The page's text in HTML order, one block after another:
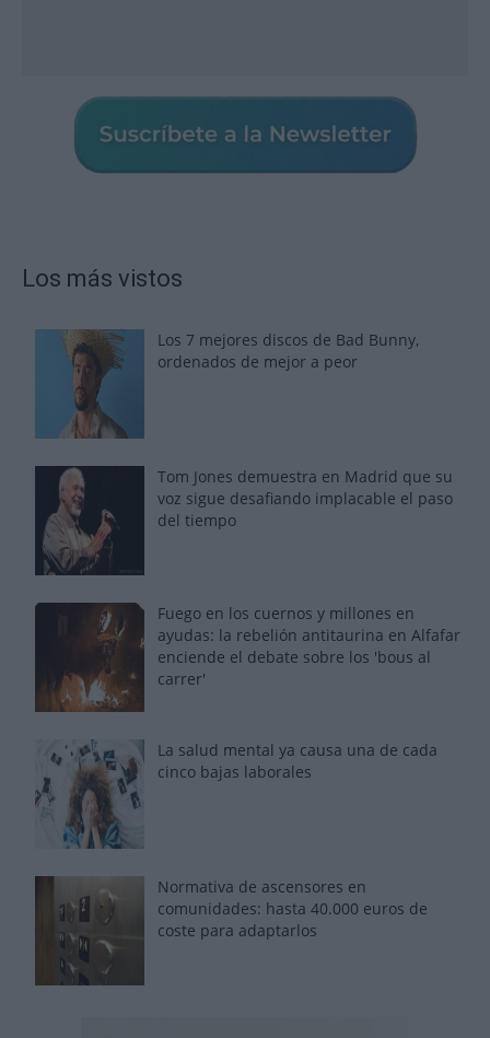
Los más vistos
Los 7 mejores discos de Bad Bunny,
ordenados de mejor a peor
Tom Jones demuestra en Madrid que su
voz sigue desafiando implacable el paso
del tiempo
Fuego en los cuernos y millones en
ayudas: la rebelión antitaurina en Alfafar
enciende el debate sobre los 'bous al
carrer'
La salud mental ya causa una de cada
cinco bajas laborales
Normativa de ascensores en
comunidades: hasta 40.000 euros de
coste para adaptarlos